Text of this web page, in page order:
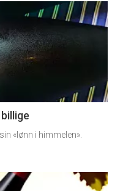
«lønn i himmelen».